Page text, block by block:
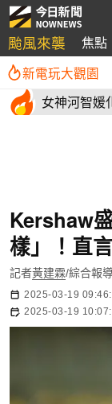
颱風來襲 焦點
新電玩大觀園
女神河智
Kershaw
樣」！直
記者黃建霖/綜合報
2025-03-19
2025-03-19